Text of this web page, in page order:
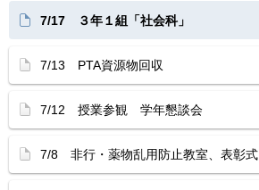
7/17 ３年１組「社会科」
7/13 PTA資源物回収
7/12 授業参観 学年懇談会
7/8 非行・薬物乱用防止教室、表彰式